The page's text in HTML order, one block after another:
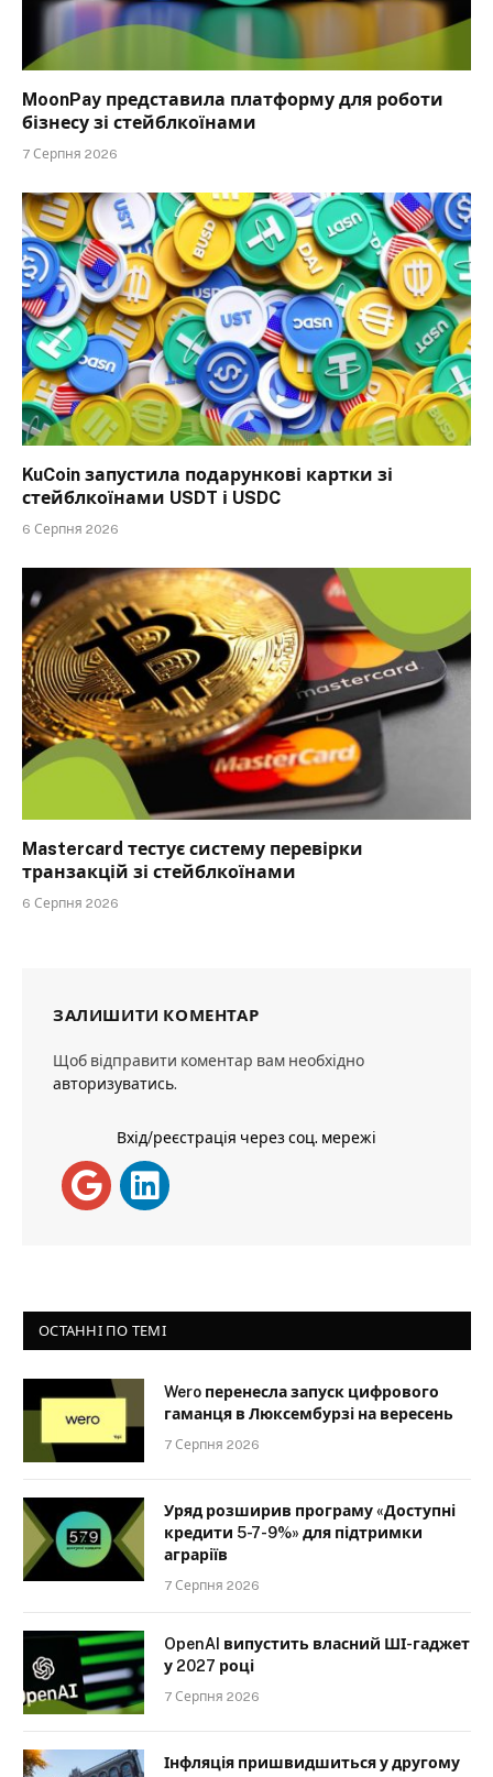
MoonPay представила платформу для роботи
бізнесу зі стейблкоїнами
7 Серпня 2026
KuCoin запустила подарункові картки зі
стейблкоїнами USDT і USDC
6 Серпня 2026
Mastercard тестує систему перевірки
транзакцій зі стейблкоїнами
6 Серпня 2026
ЗАЛИШИТИ КОМЕНТАР
Щоб відправити коментар вам необхідно
авторизуватись.
Вхід/реєстрація через соц. мережі
ОСТАННІ ПО ТЕМІ
Wero перенесла запуск цифрового
гаманця в Люксембурзі на вересень
7 Серпня 2026
Уряд розширив програму «Доступні
кредити 5-7-9%» для підтримки
аграріїв
7 Серпня 2026
OpenAI випустить власний ШІ-гаджет
у 2027 році
7 Серпня 2026
Інфляція пришвидшиться у другому